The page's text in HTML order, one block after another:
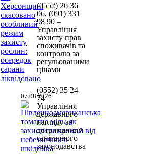
Херсонщині
скасовано
особливий
режим
захисту
рослин:
осередок
сарани
ліквідовано
07.08.2026
(0552) 26 36
06, (091) 331
98 90 –
Управління
захисту прав
споживачів та
контролю за
регульованими
цінами
(0552) 35 24
74 –
Управління
державного
нагляду за
дотриманням
санітарного
законодавства